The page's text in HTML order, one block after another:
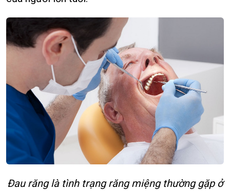
Đau răng là tình trạng răng miệng thường gặp ở